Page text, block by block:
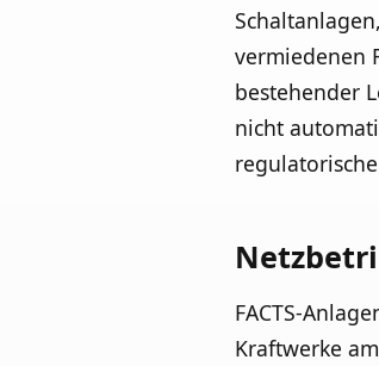
vermiedenen
bestehender
nicht
FACTS-
Kraftwerke